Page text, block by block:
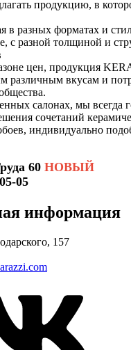
продукцию, в
в разных форматах и
с разной толщиной и
цен, продукция
различным вкусам и
салонах, мы всегда
сочетаний
индивидуально
60 НОВЫЙ
05
информация
157